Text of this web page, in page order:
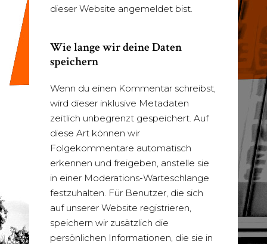
dieser Website angemeldet bist.
Wie lange wir deine Daten
speichern
Wenn du einen Kommentar schreibst,
wird dieser inklusive Metadaten
zeitlich unbegrenzt gespeichert. Auf
diese Art können wir
Folgekommentare automatisch
erkennen und freigeben, anstelle sie
in einer Moderations-Warteschlange
festzuhalten. Für Benutzer, die sich
auf unserer Website registrieren,
speichern wir zusätzlich die
persönlichen Informationen, die sie in